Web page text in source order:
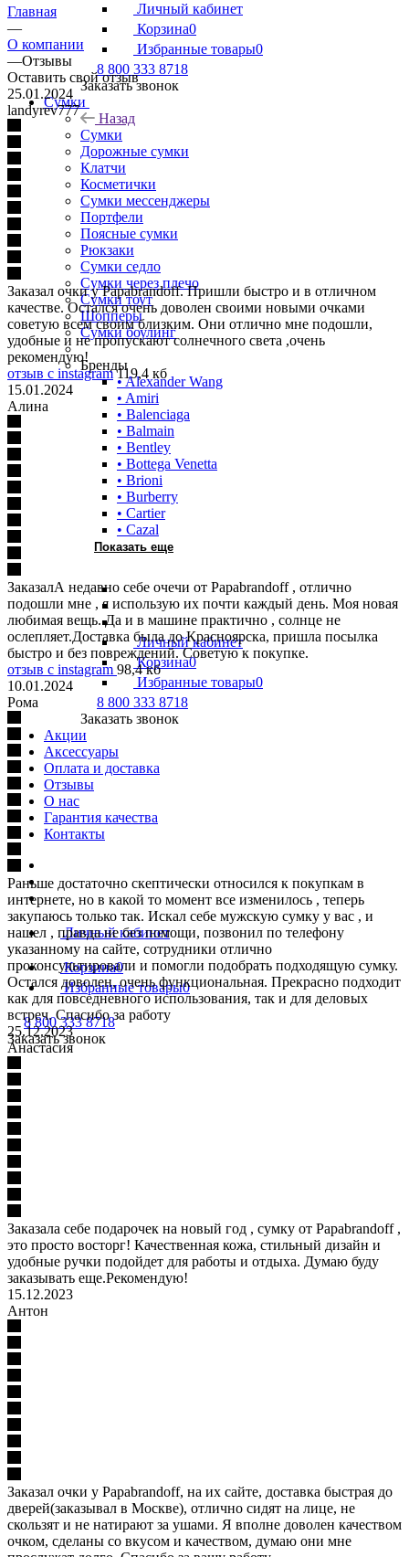
Личный кабинет
Корзина0
Избранные товары0
8 800 333 8718
Заказать звонок
Сумки
Назад
Сумки
Дорожные сумки
Клатчи
Косметички
Сумки мессенджеры
Портфели
Поясные сумки
Рюкзаки
Сумки седло
Сумки через плечо
Сумки тоут
Шопперы
Сумки боулинг
Бренды
• Alexander Wang
• Amiri
• Balenciaga
• Balmain
• Bentley
• Bottega Venetta
• Brioni
• Burberry
• Cartier
• Cazal
Показать еще
Личный кабинет
Корзина0
Избранные товары0
8 800 333 8718
Заказать звонок
Акции
Аксессуары
Оплата и доставка
Отзывы
О нас
Гарантия качества
Контакты
Личный кабинет
Корзина0
Избранные товары0
8 800 333 8718
Заказать звонок
Главная
—
О компании
—Отзывы
Оставить свой отзыв
25.01.2024
landyrev777
Заказал очки у Papabrandoff. Пришли быстро и в отличном
качестве. Остался очень доволен своими новыми очками
советую всем своим близким. Они отлично мне подошли,
удобные и не пропускают солнечного света ,очень
рекомендую!
отзыв с instagram 119,4 кб
15.01.2024
Алина
ЗаказалА недавно себе очечи от Papabrandoff , отлично
подошли мне , я использую их почти каждый день. Моя новая
любимая вещь. Да и в машине практично , солнце не
ослепляет.Доставка была до Красноярска, пришла посылка
быстро и без повреждений. Советую к покупке.
отзыв с instagram 98,4 кб
10.01.2024
Рома
Раньше достаточно скептически относился к покупкам в
интернете, но в какой то момент все изменилось , теперь
закупаюсь только так. Искал себе мужскую сумку у вас , и
нашел , правда не без помощи, позвонил по телефону
указанному на сайте, сотрудники отлично
проконсультировали и помогли подобрать подходящую сумку.
Остался доволен, очень функциональная. Прекрасно подходит
как для повседневного использования, так и для деловых
встреч. Спасибо за работу
25.12.2023
Анастасия
Заказала себе подарочек на новый год , сумку от Papabrandoff ,
это просто восторг! Качественная кожа, стильный дизайн и
удобные ручки подойдет для работы и отдыха. Думаю буду
заказывать еще.Рекомендую!
15.12.2023
Антон
Заказал очки у Papabrandoff, на их сайте, доставка быстрая до
дверей(заказывал в Москве), отлично сидят на лице, не
скользят и не натирают за ушами. Я вполне доволен качеством
очком, сделаны со вкусом и качеством, думаю они мне